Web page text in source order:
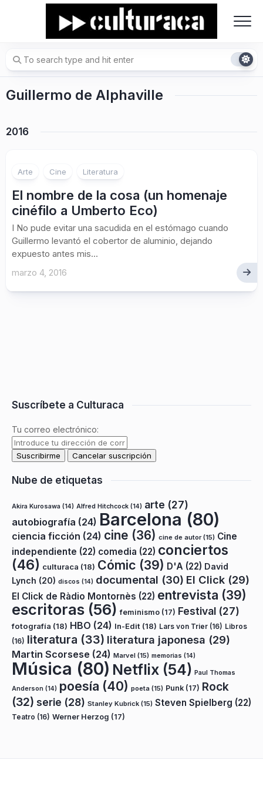
Guillermo de Alphaville
2016
Arte Cine Literatura
El nombre de la cosa (un homenaje
cinéfilo a Umberto Eco)
I No pude evitar una sacudida en el estómago cuando
Guillermo levantó el cobertor de aluminio, dejando
expuesto antes mis...
marzo 4, 2016
Suscríbete a Culturaca
Tu correo electrónico:
Nube de etiquetas
Akira Kurosawa (14) Alfred Hitchcock (14) arte (27)
autobiografía (24) Barcelona (80)
ciencia ficción (24) cine (36) cine de autor(15) Cine
independiente (22) comedia (22) conciertos
(46) culturaca (18) Cómic (39) D'A (22) David
Lynch (20) discos (14) documental (30) El Click (29)
El Click de Ràdio Montornès (22) entrevista (39)
escritoras (56) feminismo (17) Festival (27)
fotografía (18) HBO (24) In-Edit (18) Lars von Trier (16) Libros
(16) literatura (33) literatura japonesa (29)
Martin Scorsese (24) Marvel (15) memorias (14)
Música (80) Netflix (54) Paul Thomas
Anderson (14) poesía (40) poeta (15) Punk (17) Rock
(32) serie (28) Stanley Kubrick (15) Steven Spielberg (22)
Teatro (16) Werner Herzog (17)